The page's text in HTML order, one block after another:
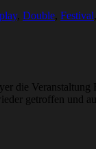
, Double, Festival,
die
getroffen und